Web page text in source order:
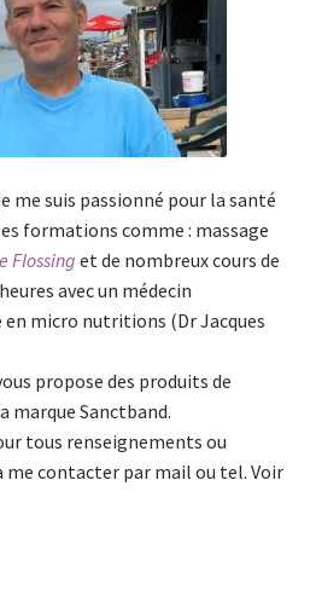
me suis passionné pour la santé
formations comme : massage
Flossing et de nombreux cours de
avec un médecin
micro nutritions (Dr Jacques
propose des produits de
marque Sanctband.
tous renseignements ou
me contacter par mail ou tel. Voir